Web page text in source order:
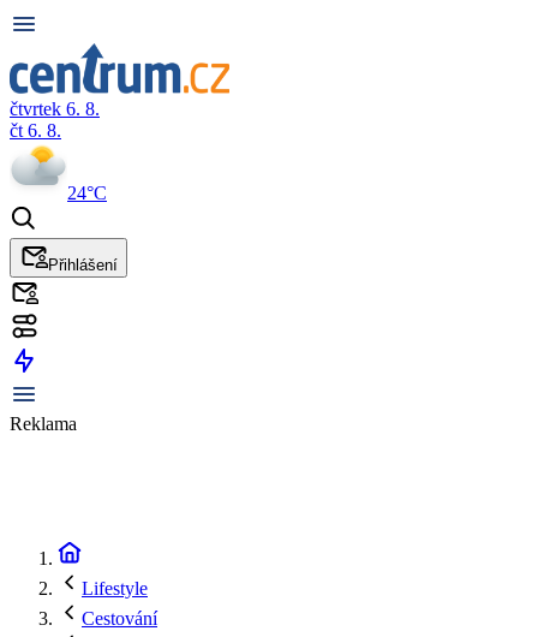
čtvrtek 6. 8.
čt 6. 8.
24°C
Přihlášení
Reklama
Lifestyle
Cestování